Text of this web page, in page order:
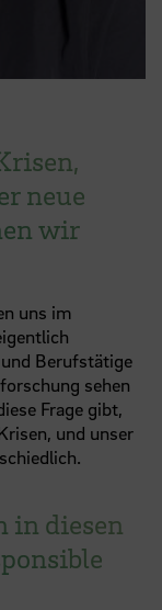
neue
wir
uns im
Berufstätige
sehen
Frage gibt,
und unser
in diesen